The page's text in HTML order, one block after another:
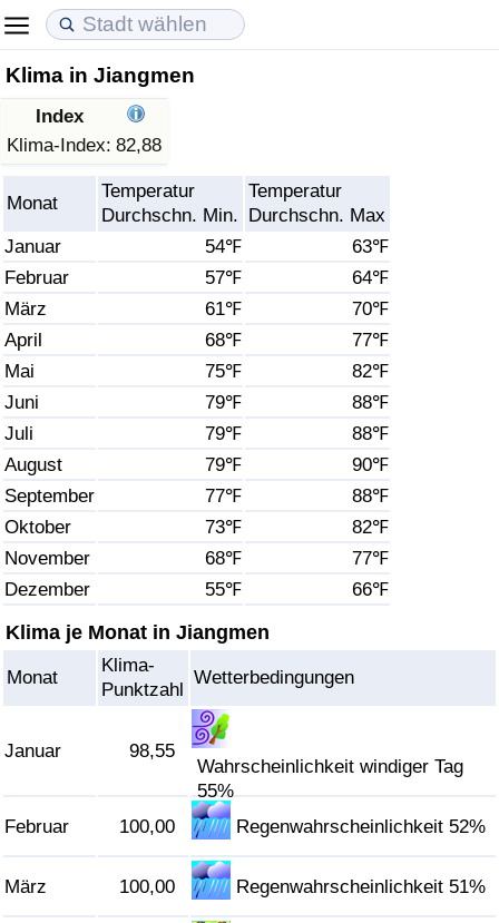
Klima in Jiangmen
Index
Klima-Index: 82,88
Monat
Temperatur
Durchschn. Min.
Temperatur
Durchschn. Max
Januar
54℉
63℉
Februar
57℉
64℉
März
61℉
70℉
April
68℉
77℉
Mai
75℉
82℉
Juni
79℉
88℉
Juli
79℉
88℉
August
79℉
90℉
September
77℉
88℉
Oktober
73℉
82℉
November
68℉
77℉
Dezember
55℉ 66℉
Klima je Monat in Jiangmen
Monat
Klima-
Punktzahl
Wetterbedingungen
Januar 98,55
Wahrscheinlichkeit windiger Tag
55%
Februar
100,00 Regenwahrscheinlichkeit 52%
März 100,00 Regenwahrscheinlichkeit 51%
Lebenshaltungskosten
Lebenshaltungskosten-Index (aktuell)
Lebenshaltungskosten-Index
Lebenshaltungskosten-Index nach Land
in Akaba
Immobilienpreise
Immobilienpreis-Index (aktuell)
Immobilienpreis-Index
Immobilienpreis-Index nach Land
Lebensqualität
Lebensqualität-Index
Lebensqualität-Index (aktuell)
Lebensqualitätsindex nach Land
Kriminalität
Kriminalitäts-Index (aktuell)
Kriminalitäts-Index
Kriminalitätsindex nach Land
Gesundheitsversorgung
Gesundheitsversorgungs-Index (aktuell)
Gesundheitsversorgungs-Index nach Land
Umweltverschmutzung
Umweltverschmutzungs-Index (aktuell)
Verschmutzungsindex